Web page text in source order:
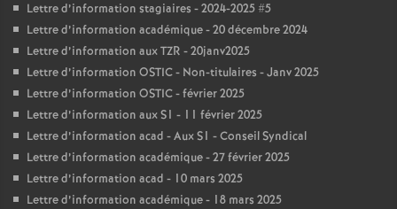
Lettre d’information stagiaires - 2024-2025 #5
Lettre d’information académique - 20 décembre 2024
Lettre d’information aux TZR - 20janv2025
Lettre d’information OSTIC - Non-titulaires - Janv 2025
Lettre d’information OSTIC - février 2025
Lettre d’information aux S1 - 11 février 2025
Lettre d’information acad - Aux S1 - Conseil Syndical
Lettre d’information académique - 27 février 2025
Lettre d’information acad - 10 mars 2025
Lettre d’information académique - 18 mars 2025